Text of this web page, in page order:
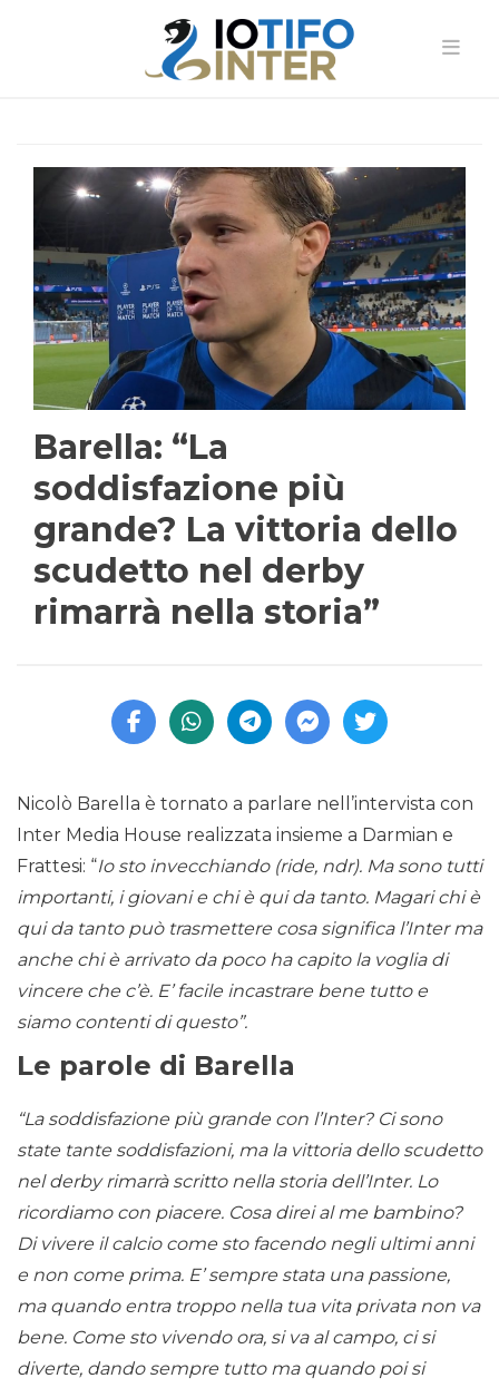
Barella: “La
soddisfazione più
grande? La vittoria dello
scudetto nel derby
rimarrà nella storia”
Nicolò Barella è tornato a parlare nell’intervista con
Inter Media House realizzata insieme a Darmian e
Frattesi: “Io sto invecchiando (ride, ndr). Ma sono tutti
importanti, i giovani e chi è qui da tanto. Magari chi è
qui da tanto può trasmettere cosa significa l’Inter ma
anche chi è arrivato da poco ha capito la voglia di
vincere che c’è. E’ facile incastrare bene tutto e
siamo contenti di questo”.
Le parole di Barella
“La soddisfazione più grande con l’Inter? Ci sono
state tante soddisfazioni, ma la vittoria dello scudetto
nel derby rimarrà scritto nella storia dell’Inter. Lo
ricordiamo con piacere. Cosa direi al me bambino?
Di vivere il calcio come sto facendo negli ultimi anni
e non come prima. E’ sempre stata una passione,
ma quando entra troppo nella tua vita privata non va
bene. Come sto vivendo ora, si va al campo, ci si
diverte, dando sempre tutto ma quando poi si